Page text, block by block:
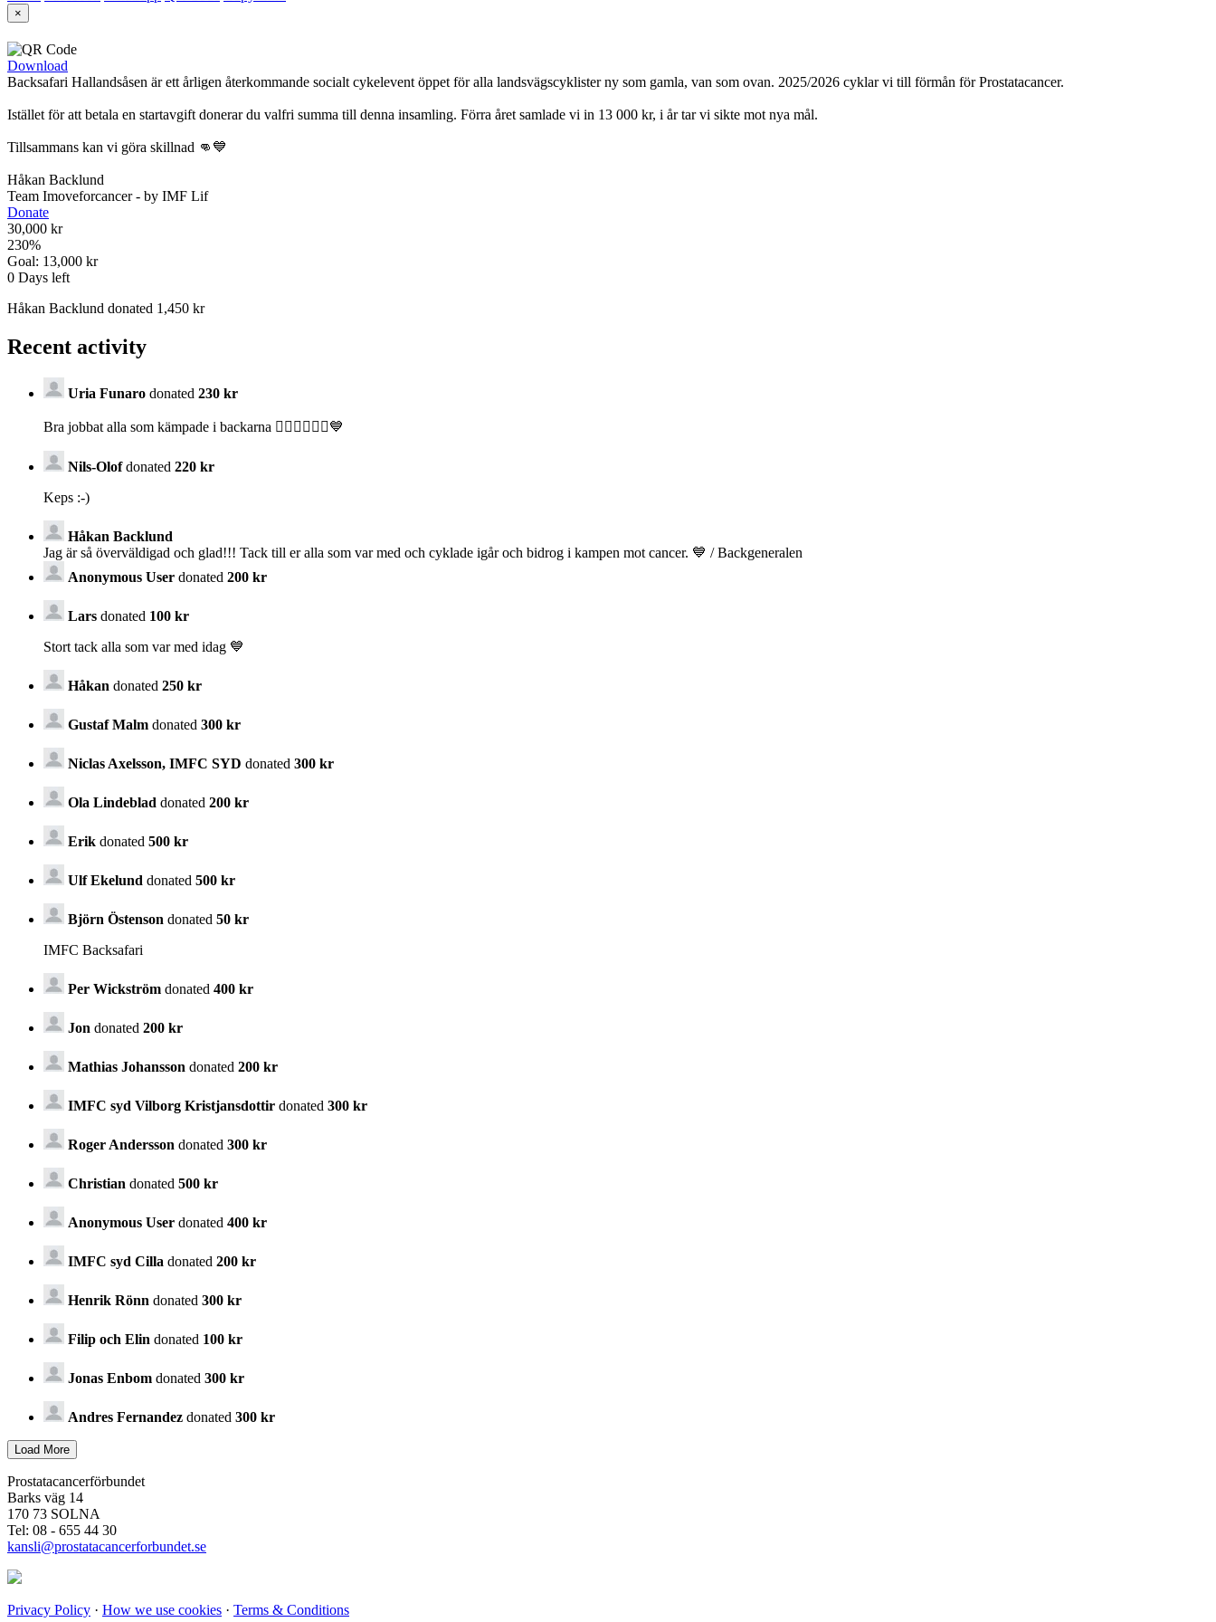
×
Download
Backsafari Hallandsåsen är ett årligen återkommande socialt cykelevent öppet för alla landsvägscyklister ny som gamla, van som ovan. 2025/2026 cyklar vi till förmån för Prostatacancer.
Istället för att betala en startavgift donerar du valfri summa till denna insamling. Förra året samlade vi in 13 000 kr, i år tar vi sikte mot nya mål.
Tillsammans kan vi göra skillnad 👊💙
Håkan Backlund
Team Imoveforcancer - by IMF Lif
Donate
30,000 kr
230%
Goal: 13,000 kr
0 Days left
Håkan Backlund donated 1,450 kr
Recent activity
Uria Funaro donated 230 kr
Bra jobbat alla som kämpade i backarna 🚵‍♂️🚵‍♂️🚵‍♂️💙
Nils-Olofdonated 220 kr
Keps :-)
Håkan Backlund
Jag är så överväldigad och glad!!! Tack till er alla som var med och cyklade igår och bidrog i kampen mot cancer. 💙 / Backgeneralen
Anonymous User donated 200 kr
Lars donated 100 kr
Stort tack alla som var med idag 💙
Håkan donated 250 kr
Gustaf Malm donated 300 kr
Niclas Axelsson, IMFC SYD donated 300 kr
Ola Lindeblad donated 200 kr
Erik donated 500 kr
Ulf Ekelund donated 500 kr
Björn Östenson donated 50 kr
IMFC Backsafari
Per Wickström donated 400 kr
Jon donated 200 kr
Mathias Johansson donated 200 kr
IMFC syd Vilborg Kristjansdottir donated 300 kr
Roger Andersson donated 300 kr
Christian donated 500 kr
Anonymous User donated 400 kr
IMFC syd Cilla donated 200 kr
Henrik Rönn donated 300 kr
Filip och Elin donated 100 kr
Jonas Enbom donated 300 kr
Andres Fernandez donated 300 kr
Prostatacancerförbundet
Barks väg 14
170 73 SOLNA
Tel: 08 - 655 44 30
kansli@prostatacancerforbundet.se
Privacy Policy · How we use cookies · Terms & Conditions